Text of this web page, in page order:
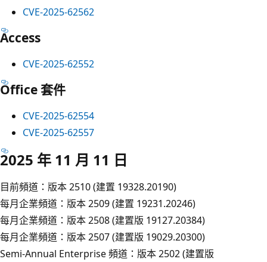
CVE-2025-62562
Access
CVE-2025-62552
Office 套件
CVE-2025-62554
CVE-2025-62557
2025 年 11 月 11 日
目前頻道：版本 2510 (建置 19328.20190)
每月企業頻道：版本 2509 (建置 19231.20246)
每月企業頻道：版本 2508 (建置版 19127.20384)
每月企業頻道：版本 2507 (建置版 19029.20300)
Semi-Annual Enterprise 頻道：版本 2502 (建置版